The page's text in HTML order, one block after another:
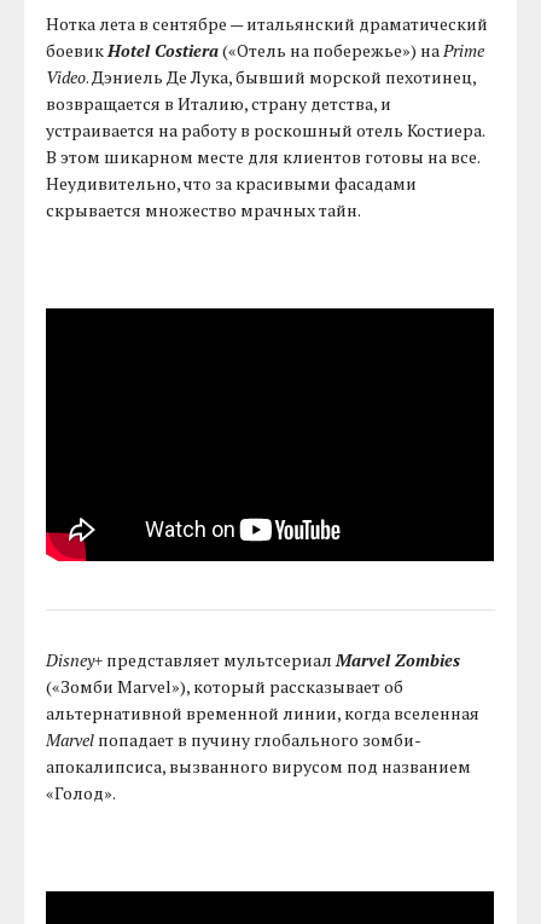
Нотка лета в сентябре — итальянский драматический
боевикHotel Costiera(«Отель на побережье») наPrime
Video. Дэниель Де Лука, бывший морской пехотинец,
возвращается в Италию, страну детства, и
устраивается на работу в роскошный отель Костиера.
В этом шикарном месте для клиентов готовы на все.
Неудивительно, что за красивыми фасадами
скрывается множество мрачных тайн.
Disney+ представляет мультсериал Marvel Zombies
(«Зомби Marvel»), который рассказывает об
альтернативной временной линии, когда вселенная
Marvel попадает в пучину глобального зомби-
апокалипсиса, вызванного вирусом под названием
«Голод».